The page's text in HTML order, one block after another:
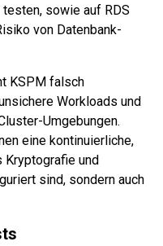
sowie auf RDS
von Datenbank-
KSPM falsch
Workloads und
Umgebungen.
eine kontinuierliche,
und
sind, sondern auch